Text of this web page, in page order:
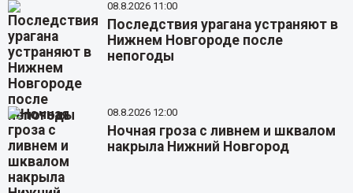
08.8.2026 11:00
Последствия урагана устраняют в
Нижнем Новгороде после
непогоды
08.8.2026 12:00
Ночная гроза с ливнем и шквалом
накрыла Нижний Новгород